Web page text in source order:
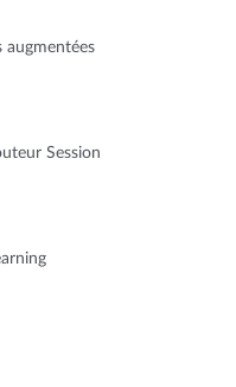
augmentées
Session